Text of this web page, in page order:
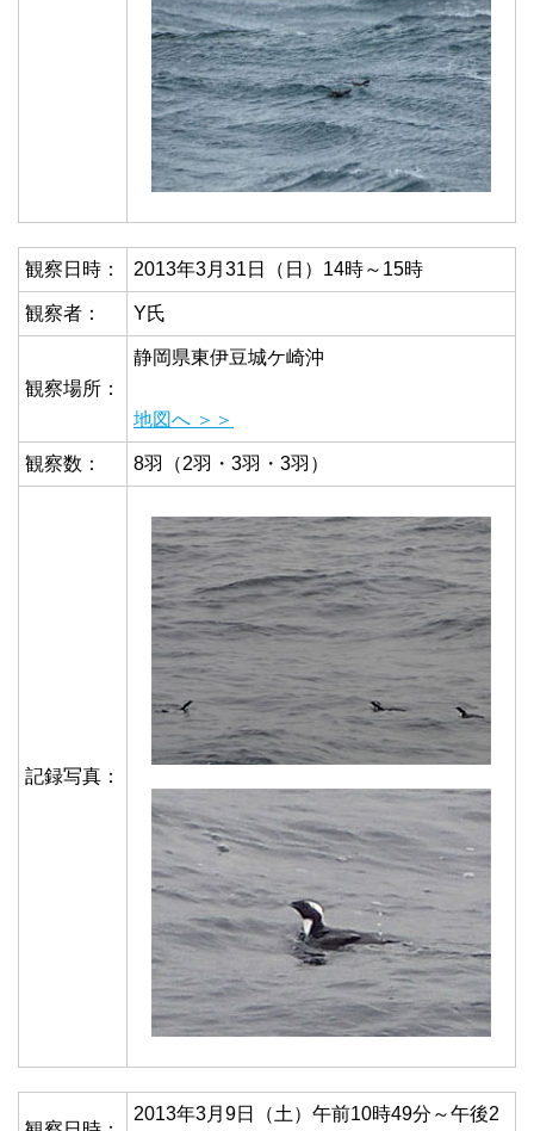
観察日時： 2013年3月31日（日）14時～15時
観察者： Y氏
観察場所：
静岡県東伊豆城ケ崎沖
地図へ ＞＞
観察数： 8羽（2羽・3羽・3羽）
記録写真：
2013年3月9日（土）午前10時49分～午後2